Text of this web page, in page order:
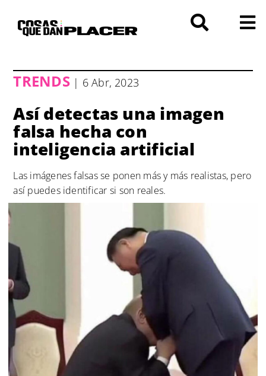
contenido
TRENDS| 6 Abr, 2023
Así detectas una imagen
falsa hecha con
inteligencia artificial
Las imágenes falsas se ponen más y más realistas, pero
así puedes identificar si son reales.